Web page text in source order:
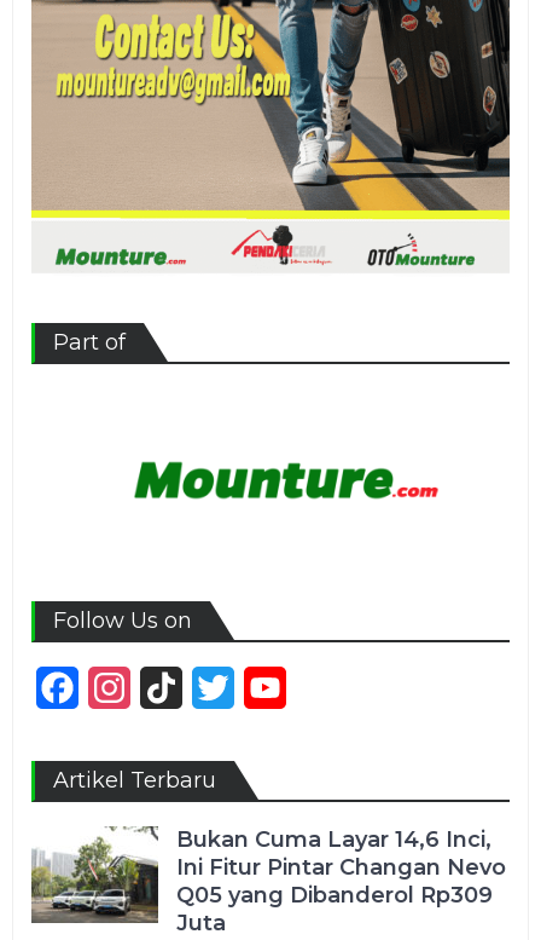
Part of
Follow Us on
FacebookInstagram
TikTok Twitter
Artikel Terbaru
Bukan Cuma Layar 14,6 Inci,
Ini Fitur Pintar Changan Nevo
Q05 yang Dibanderol Rp309
Juta